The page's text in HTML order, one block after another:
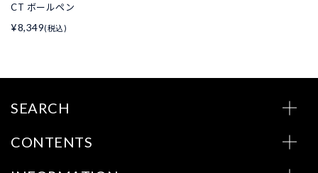
CT ボールペン
¥8,349(税込)
SEARCH
CONTENTS